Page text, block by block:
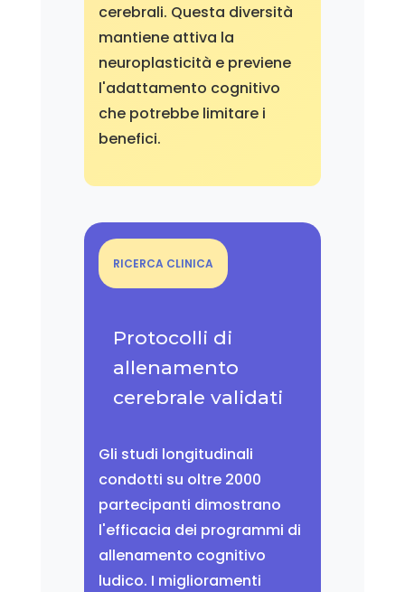
cerebrali. Questa diversità
mantiene attiva la
neuroplasticità e previene
l'adattamento cognitivo
che potrebbe limitare i
benefici.
RICERCA CLINICA
Protocolli di
allenamento
cerebrale validati
Gli studi longitudinali
condotti su oltre 2000
partecipanti dimostrano
l'efficacia dei programmi di
allenamento cognitivo
ludico. I miglioramenti